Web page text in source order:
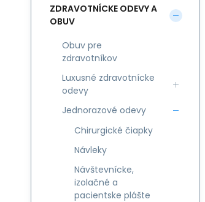
ZDRAVOTNÍCKE ODEVY A
OBUV
Obuv pre
zdravotníkov
Luxusné zdravotnícke
odevy
Jednorazové odevy
Chirurgické čiapky
Návleky
Návštevnícke,
izolačné a
pacientske plášte